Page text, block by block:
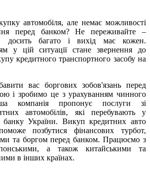
автомобіля, але немає можливості
перед банком? Не переживайте –
досить багато і вихід має кожен.
у цій ситуації стане звернення до
кредитного транспортного засобу на
вас боргових зобов'язань перед
і зробимо це з урахуванням чинного
компанія пропонує послуги зі
автомобілів, які перебувають у
банку України. Викуп кредитних авто
позбутися фінансових турбот,
та боргом перед банком. Працюємо з
а також китайськими та
в інших країнах.